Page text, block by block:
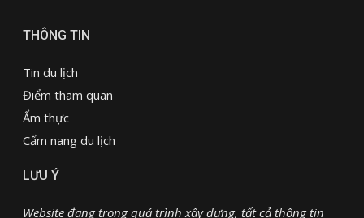
THÔNG TIN
Tin du lịch
Điểm tham quan
Ẩm thực
Cẩm nang du lịch
LƯU Ý
Website đang trong quá trình xây dựng, tất cả thông tin